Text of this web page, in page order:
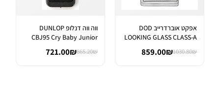
אפקט אוברדרייב DOD
LOOKING GLASS CLASS-A
1030.80₪
859.00₪
ווה ווה דנלופ DUNLOP
CBJ95 Cry Baby Junior
865.20₪
721.00₪